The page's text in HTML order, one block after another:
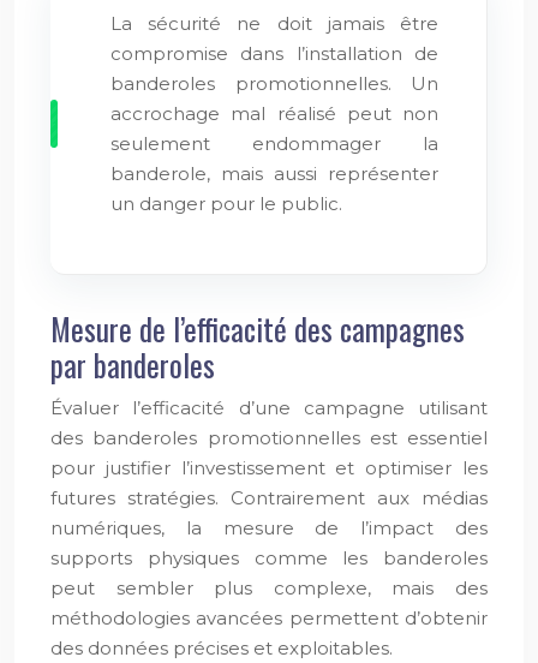
La sécurité ne doit jamais être
compromise dans l’installation de
banderoles promotionnelles. Un
accrochage mal réalisé peut non
seulement endommager la
banderole, mais aussi représenter
un danger pour le public.
Mesure de l’efficacité des campagnes
par banderoles
Évaluer l’efficacité d’une campagne utilisant
des banderoles promotionnelles est essentiel
pour justifier l’investissement et optimiser les
futures stratégies. Contrairement aux médias
numériques, la mesure de l’impact des
supports physiques comme les banderoles
peut sembler plus complexe, mais des
méthodologies avancées permettent d’obtenir
des données précises et exploitables.